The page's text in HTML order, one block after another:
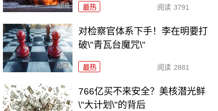
最热 阅读 3791
对检察官体系下手！李在明要打
破\"青瓦台魔咒\"
最热 阅读 2881
766亿买不来安全？美核潜光鲜
\"大计划\"的背后